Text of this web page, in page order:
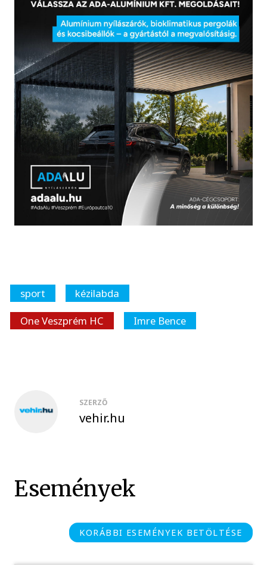
sport
kézilabda
One Veszprém HC
Imre Bence
SZERZŐ
vehir.hu
Események
KORÁBBI ESEMÉNYEK BETÖLTÉSE